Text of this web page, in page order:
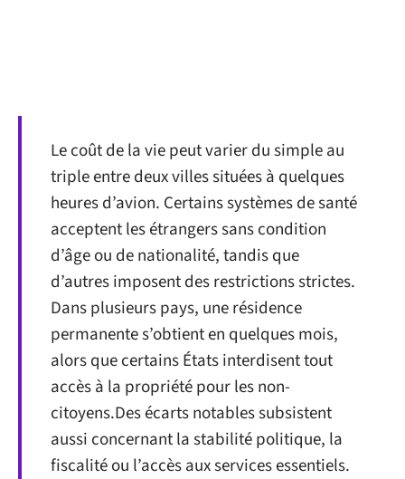
Le coût de la vie peut varier du simple au
triple entre deux villes situées à quelques
heures d’avion. Certains systèmes de santé
acceptent les étrangers sans condition
d’âge ou de nationalité, tandis que
d’autres imposent des restrictions strictes.
Dans plusieurs pays, une résidence
permanente s’obtient en quelques mois,
alors que certains États interdisent tout
accès à la propriété pour les non-
citoyens.Des écarts notables subsistent
aussi concernant la stabilité politique, la
fiscalité ou l’accès aux services essentiels.